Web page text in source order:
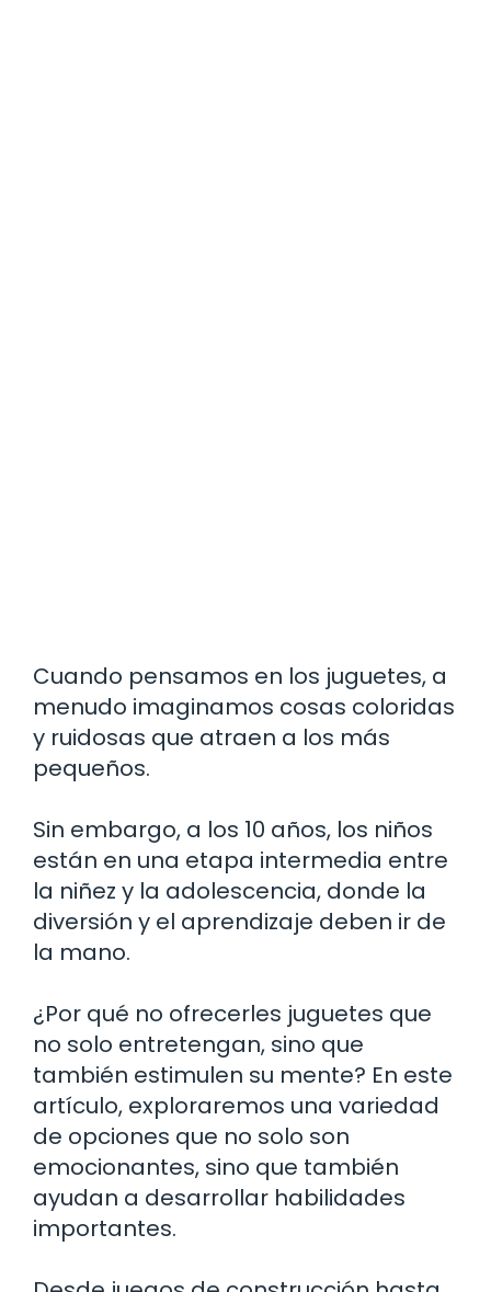
Cuando pensamos en los juguetes, a
menudo imaginamos cosas coloridas
y ruidosas que atraen a los más
pequeños.
Sin embargo, a los 10 años, los niños
están en una etapa intermedia entre
la niñez y la adolescencia, donde la
diversión y el aprendizaje deben ir de
la mano.
¿Por qué no ofrecerles juguetes que
no solo entretengan, sino que
también estimulen su mente? En este
artículo, exploraremos una variedad
de opciones que no solo son
emocionantes, sino que también
ayudan a desarrollar habilidades
importantes.